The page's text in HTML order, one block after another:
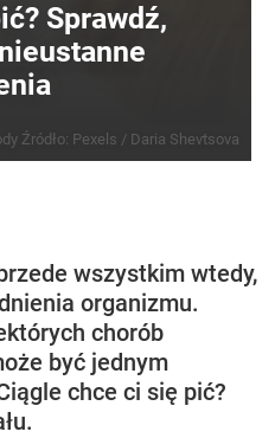
Sprawdź,
Źródło: Pexels / Daria Shevtsova
wszystkim wtedy,
organizmu.
chorób
być jednym
chce ci się pić?